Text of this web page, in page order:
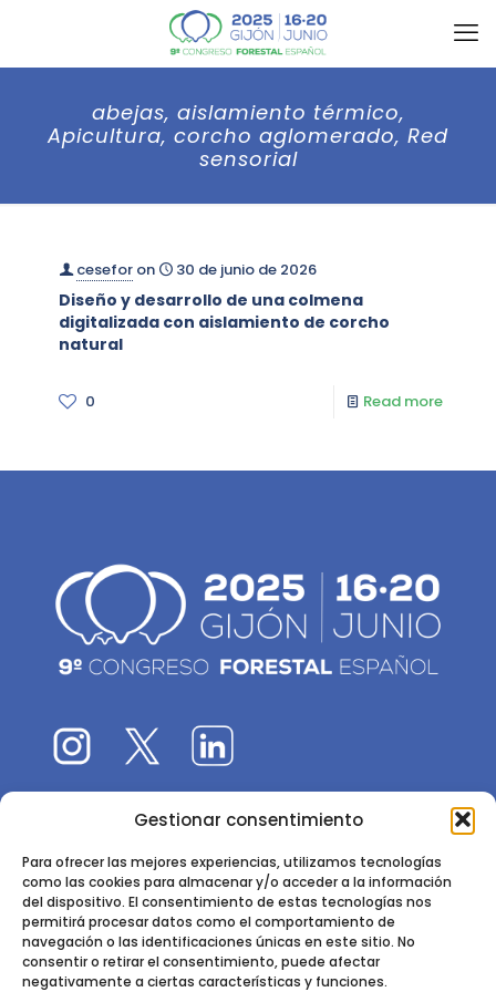
Gestionar consentimiento
Para ofrecer las mejores experiencias, utilizamos tecnologías
como las cookies para almacenar y/o acceder a la información
del dispositivo. El consentimiento de estas tecnologías nos
permitirá procesar datos como el comportamiento de
navegación o las identificaciones únicas en este sitio. No
consentir o retirar el consentimiento, puede afectar
negativamente a ciertas características y funciones.
abejas, aislamiento térmico,
Apicultura, corcho aglomerado, Red
sensorial
cesefor on 30 de junio de 2026
Diseño y desarrollo de una colmena
digitalizada con aislamiento de corcho
natural
0 Read more
El 9CFE es una actividad promovida por laSociedad
Instituto de Ciencias Forestales, INIA-CSIC
Ctra. de la Coruña km 7,5 - 28040 Madrid